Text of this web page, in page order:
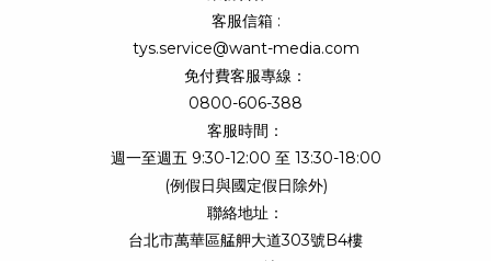
客服信箱 :
tys.service@want-media.com
免付費客服專線：
0800-606-388
客服時間：
週一至週五 9:30-12:00 至 13:30-18:00
(例假日與國定假日除外)
聯絡地址：
台北市萬華區艋舺大道303號B4樓